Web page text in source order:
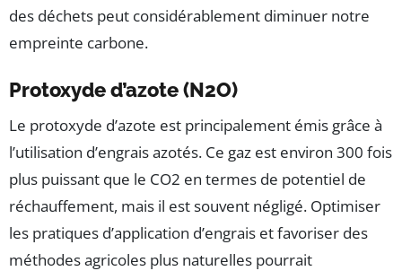
des déchets peut considérablement diminuer notre
empreinte carbone.
Protoxyde d’azote (N2O)
Le protoxyde d’azote est principalement émis grâce à
l’utilisation d’engrais azotés. Ce gaz est environ 300 fois
plus puissant que le CO2 en termes de potentiel de
réchauffement, mais il est souvent négligé. Optimiser
les pratiques d’application d’engrais et favoriser des
méthodes agricoles plus naturelles pourrait